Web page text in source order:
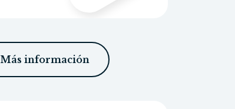
Más información